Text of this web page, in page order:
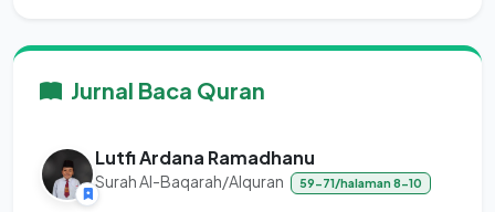
Jurnal Baca Quran
Lutfi Ardana Ramadhanu
Surah Al-Baqarah/Alquran 59-71/halaman 8-10